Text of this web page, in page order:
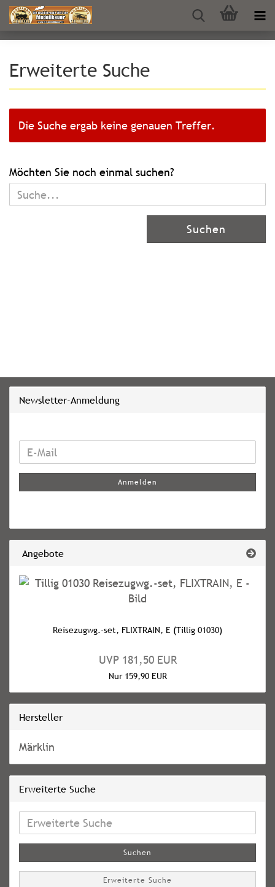
Erweiterte Suche
Die Suche ergab keine genauen Treffer.
MÖCHTEN
SIE
NOCH
Möchten Sie noch einmal suchen?
Suchen
Newsletter-Anmeldung
WEITER
ZUR
ANMELDUNG
E-
Anmelden
Angebote
Reisezugwg.-set, FLIXTRAIN, E (Tillig 01030)
UVP 181,50 EUR
Nur 159,90 EUR
Hersteller
Märklin
Erweiterte Suche
Erweiterte
Suche
Suchen
Erweiterte Suche